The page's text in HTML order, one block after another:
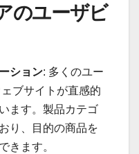
のユーザビ
ション: 多くのユー
ブサイトが直感的
ます。製品カテゴ
り、目的の商品を
きます。